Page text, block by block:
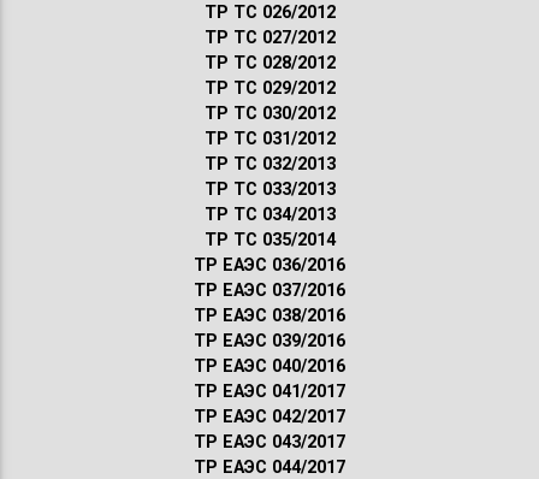
ТР ТС 026/2012
ТР ТС 027/2012
ТР ТС 028/2012
ТР ТС 029/2012
ТР ТС 030/2012
ТР ТС 031/2012
ТР ТС 032/2013
ТР ТС 033/2013
ТР ТС 034/2013
ТР ТС 035/2014
ТР ЕАЭС 036/2016
ТР ЕАЭС 037/2016
ТР ЕАЭС 038/2016
ТР ЕАЭС 039/2016
ТР ЕАЭС 040/2016
ТР ЕАЭС 041/2017
ТР ЕАЭС 042/2017
ТР ЕАЭС 043/2017
ТР ЕАЭС 044/2017